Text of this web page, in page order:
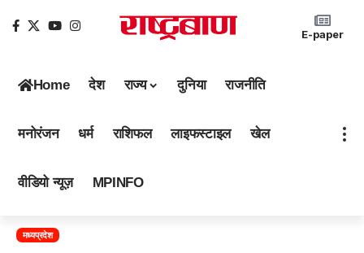
E-paper
Home देश राज्य दुनिया राजनीति
मनोरंजन धर्म राशिफल लाइफस्टाइल खेल
वीडियो न्यूज़ MPINFO
मध्यप्रदेश